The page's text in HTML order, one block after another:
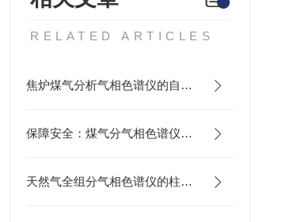
RELATED ARTICLES
焦炉煤气分析气相色谱仪的自动诊断功能深度剖析
保障安全：煤气分气相色谱仪的操作与维护
天然气全组分气相色谱仪的柱温优化策略